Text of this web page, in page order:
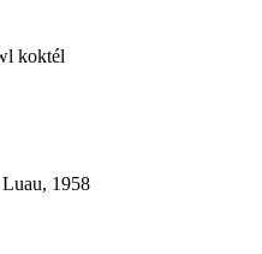
koktél
Luau, 1958